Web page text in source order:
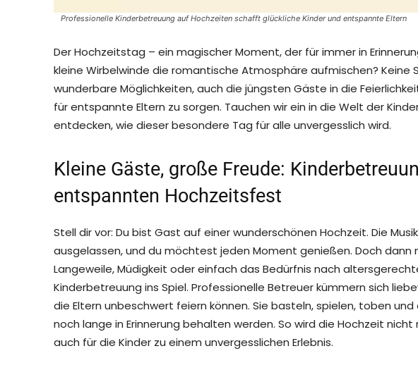
Professionelle Kinderbetreuung auf Hochzeiten schafft glückliche Kinder und entspannte Eltern
Der Hochzeitstag – ein magischer Moment, der für immer in
kleine Wirbelwinde die romantische Atmosphäre aufmischen? Keine
wunderbare Möglichkeiten, auch die jüngsten Gäste in die
für entspannte Eltern zu sorgen. Tauchen wir ein in die Welt der
entdecken, wie dieser besondere Tag für alle unvergesslich wird.
Kleine Gäste, große Freude:
entspannten Hochzeitsfest
Stell dir vor: Du bist Gast auf einer wunderschönen Hochzeit. Die
ausgelassen, und du möchtest jeden Moment genießen. Doch dann
Langeweile, Müdigkeit oder einfach das Bedürfnis nach
Kinderbetreuung ins Spiel. Professionelle Betreuer kümmern sich
die Eltern unbeschwert feiern können. Sie basteln, spielen, toben
noch lange in Erinnerung behalten werden. So wird die Hochzeit
auch für die Kinder zu einem unvergesslichen Erlebnis.